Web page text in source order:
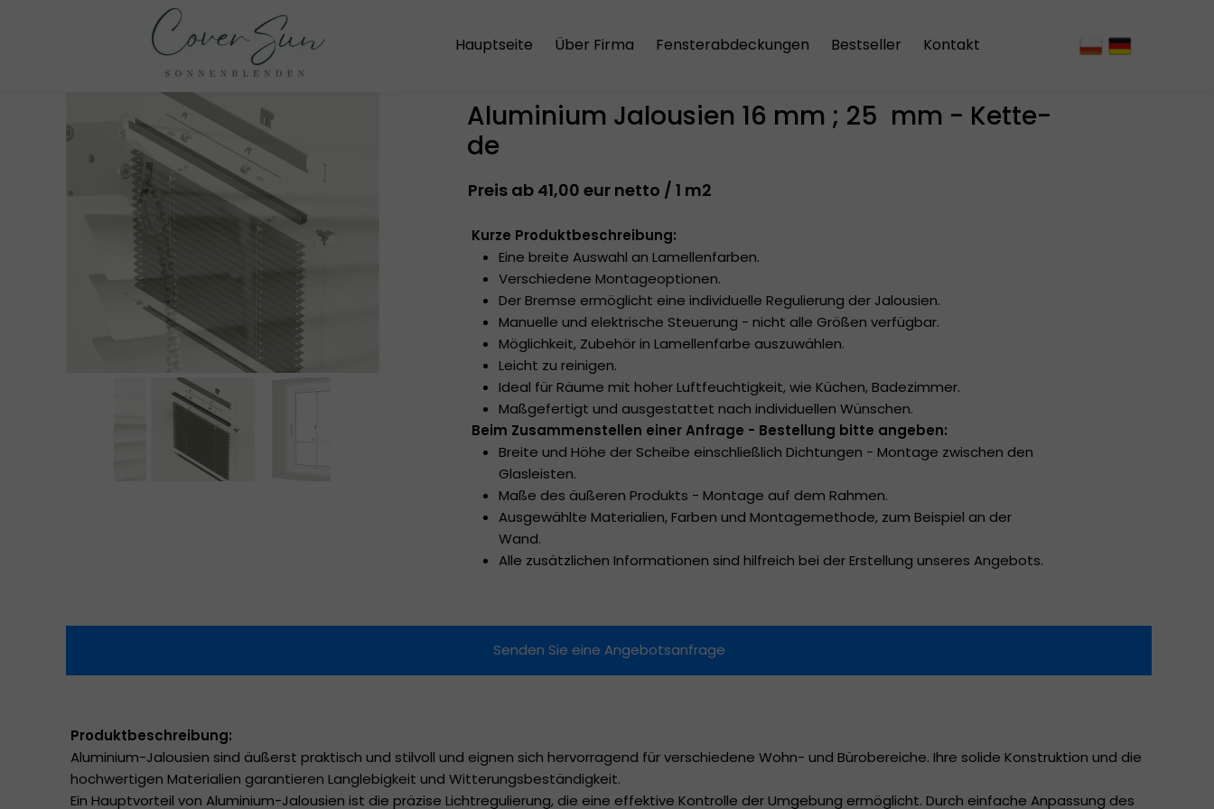
Hauptseite
Über Firma
Die Versandkosten
Fensterabdeckungen
Holzjalousien
Japanische Schiebevorhänge
Plissees
Rollos
Rollos mit Kassetten
Dachfensterrollos
Raffrollos
Markisen
Bestseller Kontakt
Senden Sie eine Angebotsanfrage
Aluminium Jalousien 16 mm ; 25 mm - Kette-
de
Preis ab 41,00 eur netto / 1 m2
Kurze Produktbeschreibung:
Eine breite Auswahl an Lamellenfarben.
Verschiedene Montageoptionen.
Der Bremse ermöglicht eine individuelle Regulierung der Jalousien.
Manuelle und elektrische Steuerung - nicht alle Größen verfügbar.
Möglichkeit, Zubehör in Lamellenfarbe auszuwählen.
Leicht zu reinigen.
Ideal für Räume mit hoher Luftfeuchtigkeit, wie Küchen, Badezimmer.
Maßgefertigt und ausgestattet nach individuellen Wünschen.
Beim Zusammenstellen einer Anfrage - Bestellung bitte angeben:
Breite und Höhe der Scheibe einschließlich Dichtungen - Montage zwischen den
Glasleisten.
Maße des äußeren Produkts - Montage auf dem Rahmen.
Ausgewählte Materialien, Farben und Montagemethode, zum Beispiel an der
Wand.
Alle zusätzlichen Informationen sind hilfreich bei der Erstellung unseres Angebots.
Produktbeschreibung:
Aluminium-Jalousien sind äußerst praktisch und stilvoll und eignen sich hervorragend für verschiedene Wohn- und Bürobereiche. Ihre solide Konstruktion und die
hochwertigen Materialien garantieren Langlebigkeit und Witterungsbeständigkeit.
Ein Hauptvorteil von Aluminium-Jalousien ist die präzise Lichtregulierung, die eine effektive Kontrolle der Umgebung ermöglicht. Durch einfache Anpassung des